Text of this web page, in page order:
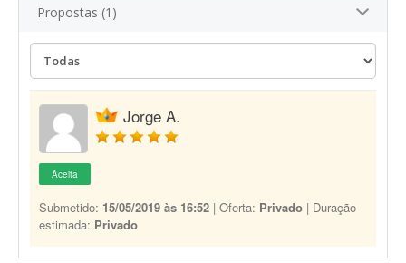
Propostas (1)
Jorge A.
Aceita
Submetido: 15/05/2019 às 16:52 | Oferta: Privado | Duração
estimada: Privado